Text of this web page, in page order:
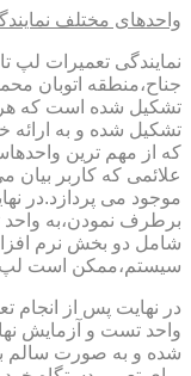
واحدهای مختلف
نمایندگی تعمیرات لپ
جناح،منطقه اتوبان
تشکیل شده است که
تشکیل شده و به ارائه
که از مهم ترین
علائمی که کاربر بیان
موجود می پردازد.در
برطرف نمودن،به واحد
شامل دو بخش نرم
سیستم،ممکن است لپ
در نهایت پس از
واحد تست و آزمایش
شده و به صورت سالم